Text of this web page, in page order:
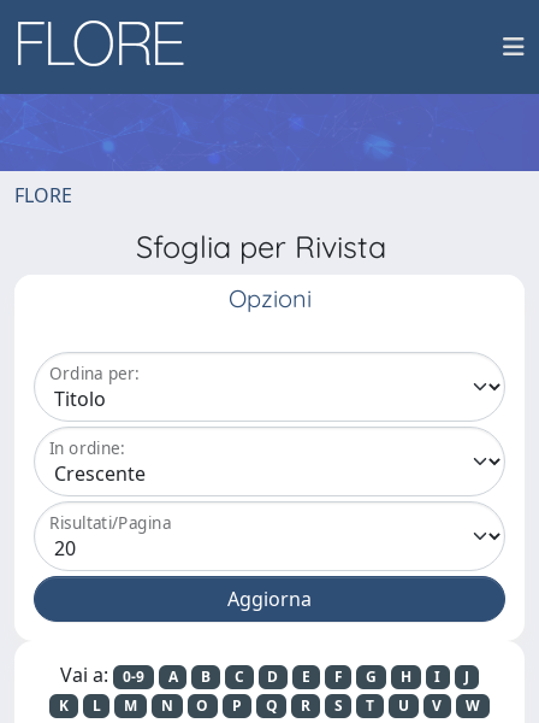
FLORE
Sfoglia per Rivista
Opzioni
Ordina per:
In ordine:
Risultati/Pagina
Vai a: 0-9 A B C D E F G H I
J
K
L M N O P Q R S T U V
W